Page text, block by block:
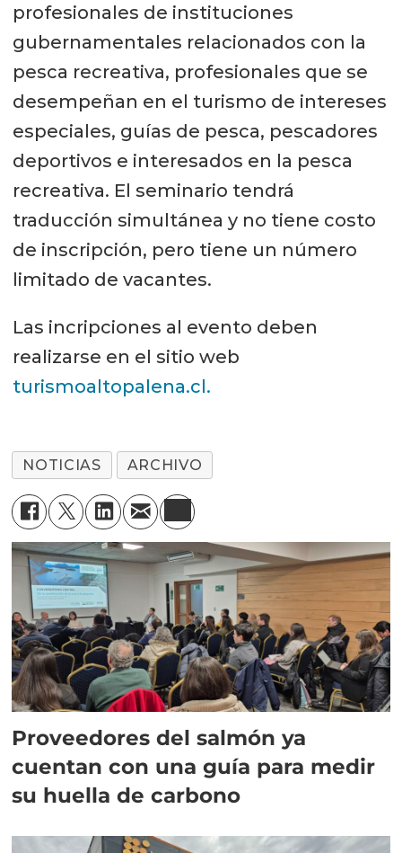
profesionales de instituciones
gubernamentales relacionados con la
pesca recreativa, profesionales que se
desempeñan en el turismo de intereses
especiales, guías de pesca, pescadores
deportivos e interesados en la pesca
recreativa. El seminario tendrá
traducción simultánea y no tiene costo
de inscripción, pero tiene un número
limitado de vacantes.
Las incripciones al evento deben
realizarse en el sitio web
turismoaltopalena.cl.
NOTICIAS ARCHIVO
Proveedores del salmón ya
cuentan con una guía para medir
su huella de carbono